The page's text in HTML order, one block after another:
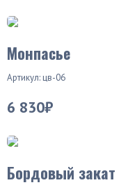
Монпасье
Артикул: цв-06
6 830₽
Бордовый закат